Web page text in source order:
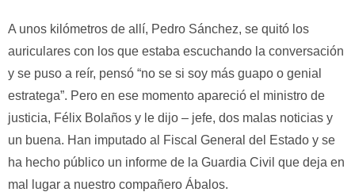
A unos kilómetros de allí, Pedro Sánchez, se quitó los
auriculares con los que estaba escuchando la conversación
y se puso a reír, pensó “no se si soy más guapo o genial
estratega”. Pero en ese momento apareció el ministro de
justicia, Félix Bolaños y le dijo – jefe, dos malas noticias y
un buena. Han imputado al Fiscal General del Estado y se
ha hecho público un informe de la Guardia Civil que deja en
mal lugar a nuestro compañero Ábalos.